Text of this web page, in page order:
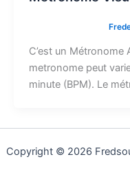
C’est un
metronome peut
minute (BPM). Le
Copyright © 2026